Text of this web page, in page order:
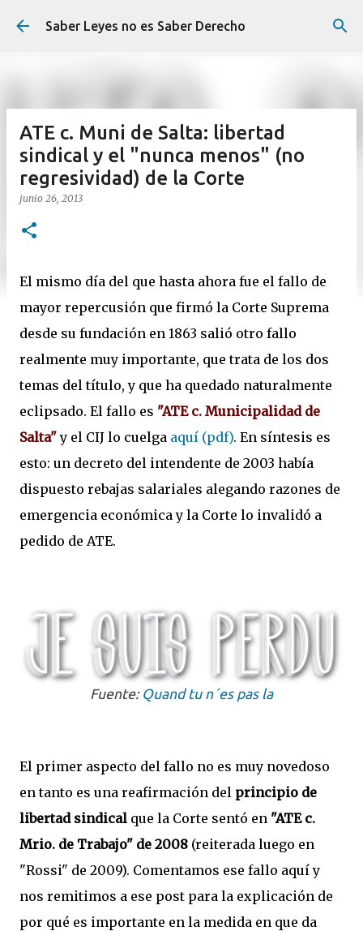
Ir al contenido principal
Saber Leyes no es Saber Derecho
ATE c. Muni de Salta: libertad
sindical y el "nunca menos" (no
regresividad) de la Corte
junio 26, 2013
El mismo día del que hasta ahora fue el fallo de
mayor repercusión que firmó la Corte Suprema
desde su fundación en 1863 salió otro fallo
realmente muy importante, que trata de los dos
temas del título, y que ha quedado naturalmente
eclipsado. El fallo es "ATE c. Municipalidad de
Salta"y el CIJ lo cuelga aquí (pdf). En síntesis es
esto: un decreto del intendente de 2003 había
dispuesto rebajas salariales alegando razones de
emergencia económica y la Corte lo invalidó a
pedido de ATE.
Fuente: Quand tu n´es pas la
El primer aspecto del fallo no es muy novedoso
en tanto es una reafirmación del principio de
libertad sindical que la Corte sentó en "ATE c.
Mrio. de Trabajo" de 2008 (reiterada luego en
"Rossi" de 2009). Comentamos ese fallo aquí y
nos remitimos a ese post para la explicación de
por qué es importante en la medida en que da